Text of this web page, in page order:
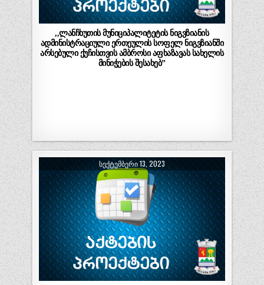
,,ლანჩხუთის მუნიციპალიტეტის ნიგვზიანის
ადმინისტრაციული ერთეულის სოფელ ნიგვზიანში
არსებული ქუჩისთვის ამბროსი აფხაზავას სახელის
მინიჭების შესახებ”
ᲡᲔᲥᲢᲔᲛᲑᲔᲠᲘ 13, 2023